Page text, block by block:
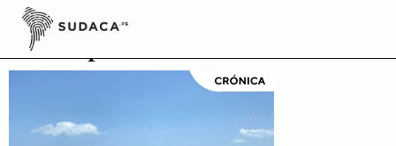
Skip
contentTrump